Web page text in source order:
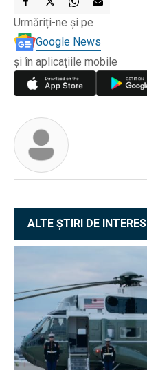
Urmăriți-ne și pe
Google News
și în aplicațiile mobile
ALTE ȘTIRI DE INTERES